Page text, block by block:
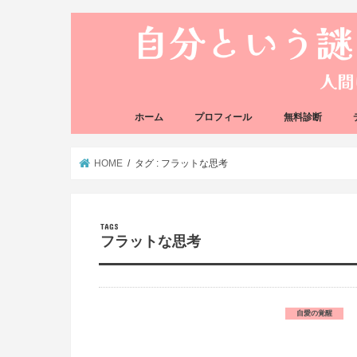
ホーム プロフィール 無料診断
HOME タグ : フラットな思考
フラットな思考
自愛の覚醒